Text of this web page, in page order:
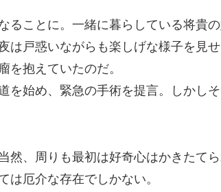
ることに。一緒に暮らしている将貴
は戸惑いながらも楽しげな様子を見
を抱えていたのだ。
を始め、緊急の手術を提言。しかし
然、周りも最初は好奇心はかきたて
は厄介な存在でしかない。